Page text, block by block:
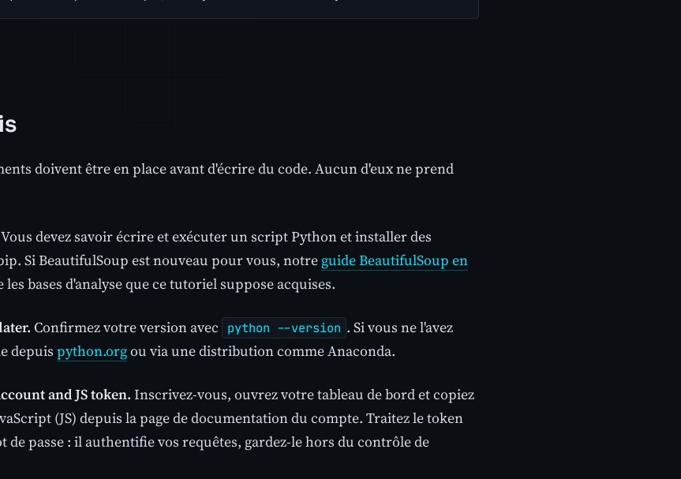
doivent être en place avant d'écrire du code. Aucun d'eux ne prend
Vous devez savoir écrire et exécuter un script Python et installer des
Si BeautifulSoup est nouveau pour vous, notre guide BeautifulSoup en
les bases d'analyse que ce tutoriel suppose acquises.
Confirmez votre version avec python --version . Si vous ne l'avez
depuis python.orgou via une distribution comme Anaconda.
and JS token.Inscrivez-vous, ouvrez votre tableau de bord et copiez
(JS) depuis la page de documentation du compte. Traitez le token
de passe : il authentifie vos requêtes, gardez-le hors du contrôle de